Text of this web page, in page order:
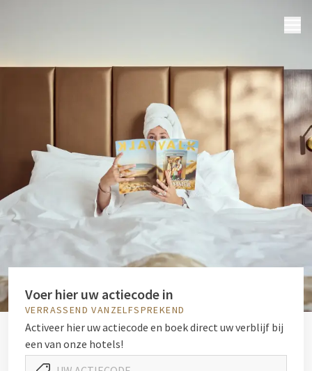
Voer hier uw actiecode in
VERRASSEND VANZELFSPREKEND
Activeer hier uw actiecode en boek direct uw verblijf bij
een van onze hotels!